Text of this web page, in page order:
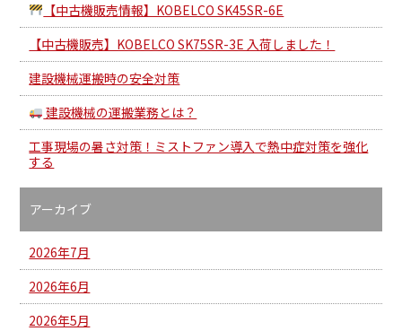
【中古機販売情報】KOBELCO SK45SR-6E
【中古機販売】KOBELCO SK75SR-3E 入荷しました！
建設機械運搬時の安全対策
建設機械の運搬業務とは？
工事現場の暑さ対策！ミストファン導入で熱中症対策を強化
する
アーカイブ
2026年7月
2026年6月
2026年5月